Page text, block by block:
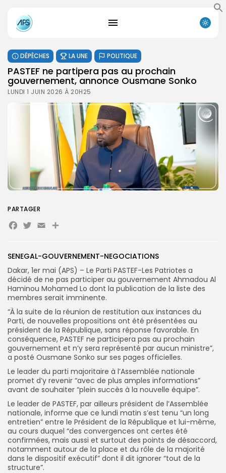
for:
FR
DÉPÊCHES LA UNE POLITIQUE
PASTEF ne partipera pas au prochain
gouvernement, annonce Ousmane Sonko
LUNDI 1 JUIN 2026 À 20H25
SENEGAL-GOUVERNEMENT-NEGOCIATIONS
Dakar, 1er mai (APS) – Le Parti PASTEF-Les Patriotes a
décidé de ne pas participer au gouvernement Ahmadou Al
Haminou Mohamed Lo dont la publication de la liste des
membres serait imminente.
“À la suite de la réunion de restitution aux instances du
Parti, de nouvelles propositions ont été présentées au
président de la République, sans réponse favorable. En
conséquence, PASTEF ne participera pas au prochain
gouvernement et n’y sera représenté par aucun ministre”,
a posté Ousmane Sonko sur ses pages officielles.
Le leader du parti majoritaire à l’Assemblée nationale
promet d’y revenir “avec de plus amples informations”
avant de souhaiter “plein succès à la nouvelle équipe”.
Le leader de PASTEF, par ailleurs président de l’Assemblée
nationale, informe que ce lundi matin s’est tenu “un long
entretien” entre le Président de la République et lui-même,
au cours duquel “des convergences ont certes été
confirmées, mais aussi et surtout des points de désaccord,
notamment autour de la place et du rôle de la majorité
dans le dispositif exécutif” dont il dit ignorer “tout de la
structure”.
PARTAGER
Facebook
Twitter
EmailPartager